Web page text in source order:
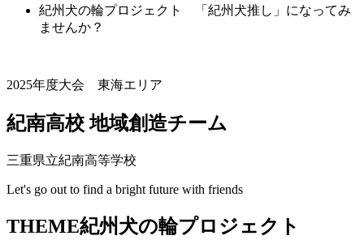
紀州犬の輪プロジェクト 「紀州犬推し」になってみ
ませんか？
2025年度大会 東海エリア
紀南高校 地域創造チーム
三重県立紀南高等学校
Let's go out to find a bright future with friends
THEME紀州犬の輪プロジェクト